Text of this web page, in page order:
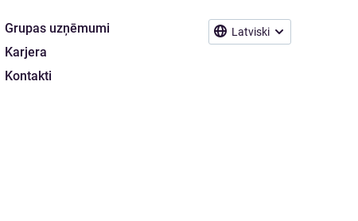
Latviski
Grupas uzņēmumi
Karjera
Kontakti